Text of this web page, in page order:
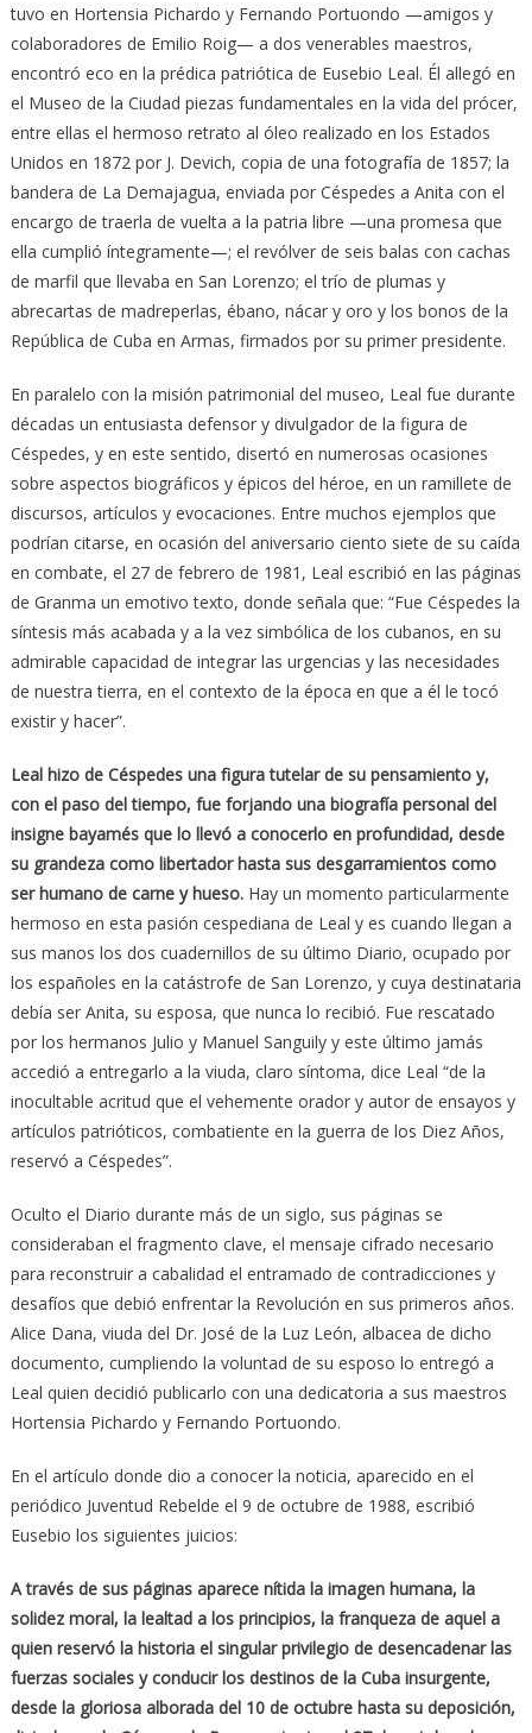
tuvo en Hortensia Pichardo y Fernando Portuondo —amigos y
colaboradores de Emilio Roig— a dos venerables maestros,
encontró eco en la prédica patriótica de Eusebio Leal. Él allegó en
el Museo de la Ciudad piezas fundamentales en la vida del prócer,
entre ellas el hermoso retrato al óleo realizado en los Estados
Unidos en 1872 por J. Devich, copia de una fotografía de 1857; la
bandera de La Demajagua, enviada por Céspedes a Anita con el
encargo de traerla de vuelta a la patria libre —una promesa que
ella cumplió íntegramente—; el revólver de seis balas con cachas
de marfil que llevaba en San Lorenzo; el trío de plumas y
abrecartas de madreperlas, ébano, nácar y oro y los bonos de la
República de Cuba en Armas, firmados por su primer presidente.
En paralelo con la misión patrimonial del museo, Leal fue durante
décadas un entusiasta defensor y divulgador de la figura de
Céspedes, y en este sentido, disertó en numerosas ocasiones
sobre aspectos biográficos y épicos del héroe, en un ramillete de
discursos, artículos y evocaciones. Entre muchos ejemplos que
podrían citarse, en ocasión del aniversario ciento siete de su caída
en combate, el 27 de febrero de 1981, Leal escribió en las páginas
de Granma un emotivo texto, donde señala que: “Fue Céspedes la
síntesis más acabada y a la vez simbólica de los cubanos, en su
admirable capacidad de integrar las urgencias y las necesidades
de nuestra tierra, en el contexto de la época en que a él le tocó
existir y hacer”.
Leal hizo de Céspedes una figura tutelar de su pensamiento y,
con el paso del tiempo, fue forjando una biografía personal del
insigne bayamés que lo llevó a conocerlo en profundidad, desde
su grandeza como libertador hasta sus desgarramientos como
ser humano de carne y hueso.Hay un momento particularmente
hermoso en esta pasión cespediana de Leal y es cuando llegan a
sus manos los dos cuadernillos de su último Diario, ocupado por
los españoles en la catástrofe de San Lorenzo, y cuya destinataria
debía ser Anita, su esposa, que nunca lo recibió. Fue rescatado
por los hermanos Julio y Manuel Sanguily y este último jamás
accedió a entregarlo a la viuda, claro síntoma, dice Leal “de la
inocultable acritud que el vehemente orador y autor de ensayos y
artículos patrióticos, combatiente en la guerra de los Diez Años,
reservó a Céspedes”.
Oculto el Diario durante más de un siglo, sus páginas se
consideraban el fragmento clave, el mensaje cifrado necesario
para reconstruir a cabalidad el entramado de contradicciones y
desafíos que debió enfrentar la Revolución en sus primeros años.
Alice Dana, viuda del Dr. José de la Luz León, albacea de dicho
documento, cumpliendo la voluntad de su esposo lo entregó a
Leal quien decidió publicarlo con una dedicatoria a sus maestros
Hortensia Pichardo y Fernando Portuondo.
En el artículo donde dio a conocer la noticia, aparecido en el
periódico Juventud Rebelde el 9 de octubre de 1988, escribió
Eusebio los siguientes juicios:
A través de sus páginas aparece nítida la imagen humana, la
solidez moral, la lealtad a los principios, la franqueza de aquel a
quien reservó la historia el singular privilegio de desencadenar las
fuerzas sociales y conducir los destinos de la Cuba insurgente,
desde la gloriosa alborada del 10 de octubre hasta su deposición,